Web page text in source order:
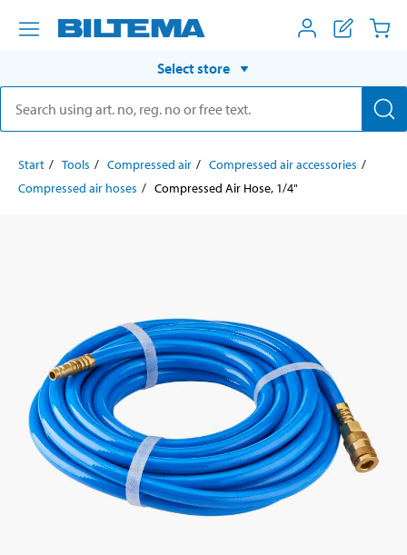
Select store
Start Tools Compressed air
Compressed air accessories
Compressed air hoses
Compressed Air Hose, 1/4"